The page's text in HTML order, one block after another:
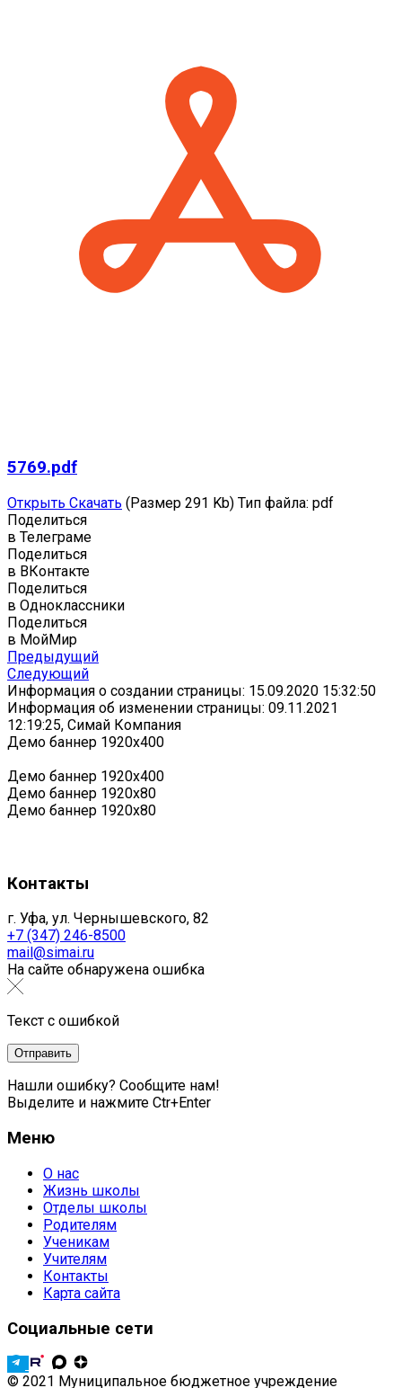
5769.pdf
Открыть Скачать (Размер 291 Kb) Тип файла: pdf
Поделиться
в Телеграме
Поделиться
в ВКонтакте
Поделиться
в Одноклассники
Поделиться
в МойМир
Предыдущий
Следующий
Информация о создании страницы: 15.09.2020 15:32:50
Информация об изменении страницы: 09.11.2021
12:19:25, Симай Компания
Демо баннер 1920х400
Демо баннер 1920х400
Демо баннер 1920x80
Демо баннер 1920x80
Контакты
г. Уфа, ул. Чернышевского, 82
+7 (347) 246-8500
mail@simai.ru
На сайте обнаружена ошибка
Текст с ошибкой
Нашли ошибку? Сообщите нам!
Выделите и нажмите Ctr+Enter
Меню
О нас
Жизнь школы
Отделы школы
Родителям
Ученикам
Учителям
Контакты
Карта сайта
Социальные сети
© 2021 Муниципальное бюджетное учреждение